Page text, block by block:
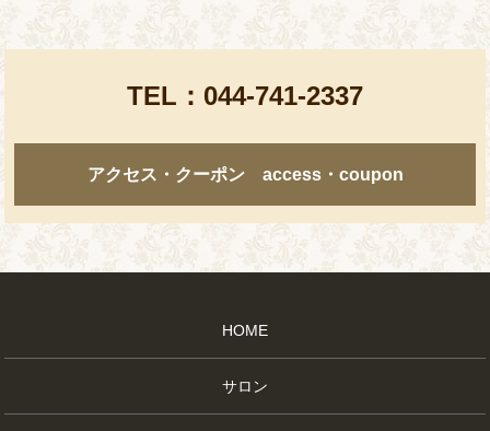
TEL： 044-741-2337
アクセス・クーポン access・coupon
HOME
サロン